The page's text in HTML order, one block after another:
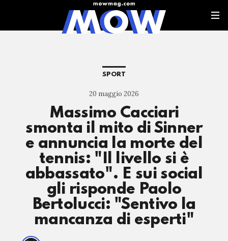
SPORT
20 maggio 2026
Massimo Cacciari
smonta il mito di Sinner
e annuncia la morte del
tennis: "Il livello si è
abbassato". E sui social
gli risponde Paolo
Bertolucci: "Sentivo la
mancanza di esperti"